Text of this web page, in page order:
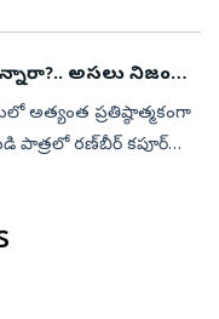
అసలు నిజం
అత్యంత ప్రతిష్ఠాత్మకంగా
పాత్రలో రణ్‌బీర్‌ కపూర్‌